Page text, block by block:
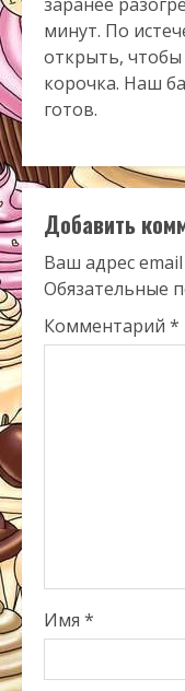
минут. По
открыть, чтобы
корочка. Наш
готов.
Добавить
Ваш адрес
Обязательные
Комментарий *
Имя *